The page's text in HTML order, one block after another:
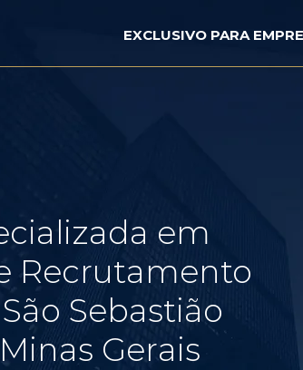
EXCLUSIVO PARA
em
Recrutamento
Sebastião
Gerais